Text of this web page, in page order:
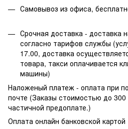
Самовывоз из офиса,
Срочная доставка - доставка
согласно тарифов службы
17.00, доставка
товара, такси оплачивается
машины)
Наложеный платеж - оплата при
почте (Заказы стоимостью до
частичной предоплате.)
Оплата онлайн банковской картой